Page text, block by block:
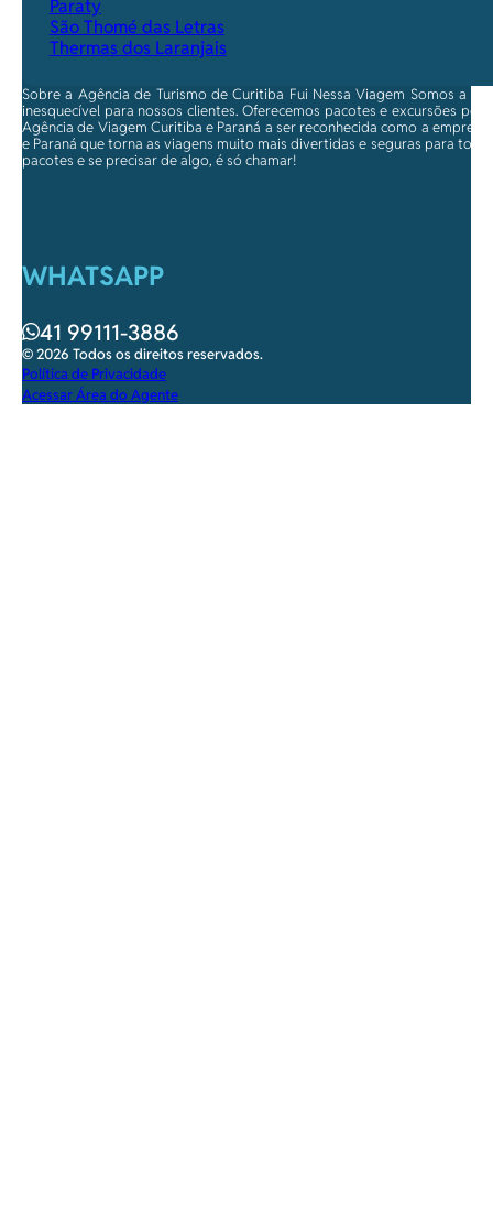
Paraty
São Thomé das Letras
Thermas dos Laranjais
Sobre a Agência de Turismo de Curitiba Fui Nessa Viagem Somos a
inesquecível para nossos clientes. Oferecemos pacotes e excursões
Agência de Viagem Curitiba e Paraná a ser reconhecida como a
e Paraná que torna as viagens muito mais divertidas e seguras para
pacotes e se precisar de algo, é só chamar!
WHATSAPP
41 99111-3886
© 2026 Todos os direitos reservados.
Política de Privacidade
Acessar Área do Agente